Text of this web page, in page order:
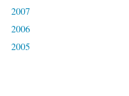
2007
2006
2005